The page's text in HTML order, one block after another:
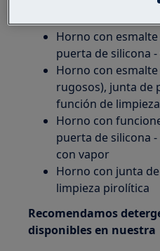
Horno con
puerta de silicona
Horno con
rugosos), junta de
función de
Horno con
puerta de silicona
con vapor
Horno con junta
limpieza pirolítica
Recomendamos
disponibles en nuestra